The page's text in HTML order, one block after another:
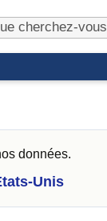
données.
Unis